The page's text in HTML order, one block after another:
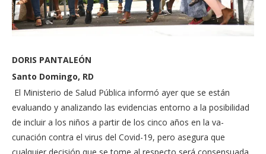
DORIS PANTALEÓN
Santo Domingo, RD
El Ministerio de Salud Pú­blica informó ayer que se están
evaluando y anali­zando las evidencias en­torno a la posibilidad
de incluir a los niños a partir de los cinco años en la va­
cunación contra el virus del Covid-19, pero asegura que